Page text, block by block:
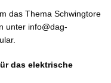
das Thema Schwingtore
unter info@dag-
das elektrische